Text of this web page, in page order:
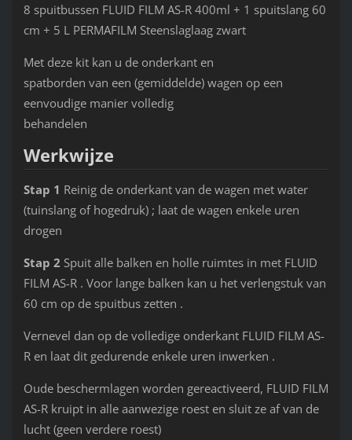
8 spuitbussen FLUID FILM AS-R 400ml + 1 spuitslang 60
cm + 5 L PERMAFILM Steenslaglaag zwart
Met deze kit kan u de onderkant en
spatborden van een (gemiddelde) wagen op een
eenvoudige manier volledig
behandelen
Werkwijze
Stap 1 Reinig de onderkant van de wagen met water
(tuinslang of hogedruk) ; laat de wagen enkele uren
drogen
Stap 2 Spuit alle balken en holle ruimtes in met FLUID
FILM AS-R . Voor lange balken kan u het verlengstuk van
60 cm op de spuitbus zetten .
Vernevel dan op de volledige onderkant FLUID FILM AS-
R en laat dit gedurende enkele uren inwerken .
Oude beschermlagen worden gereactiveerd, FLUID FILM
AS-R kruipt in alle aanwezige roest en sluit ze af van de
lucht (geen verdere roest)